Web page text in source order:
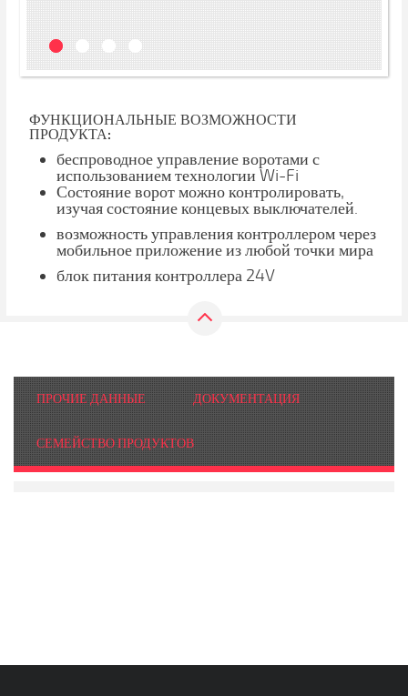
ФУНКЦИОНАЛЬНЫЕ ВОЗМОЖНОСТИ
ПРОДУКТА:
беспроводное управление воротами с
использованием технологии Wi-Fi
Состояние ворот можно контролировать,
изучая состояние концевых выключателей.
возможность управления контроллером через
мобильное приложение из любой точки мира
блок питания контроллера 24V
ПРОЧИЕ ДАННЫЕ ДОКУМЕНТАЦИЯ
СЕМЕЙСТВО ПРОДУКТОВ